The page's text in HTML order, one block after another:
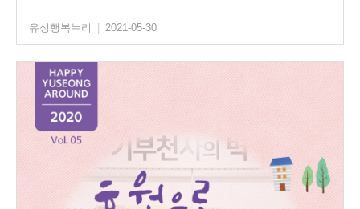
유성행복누리 2021-05-30